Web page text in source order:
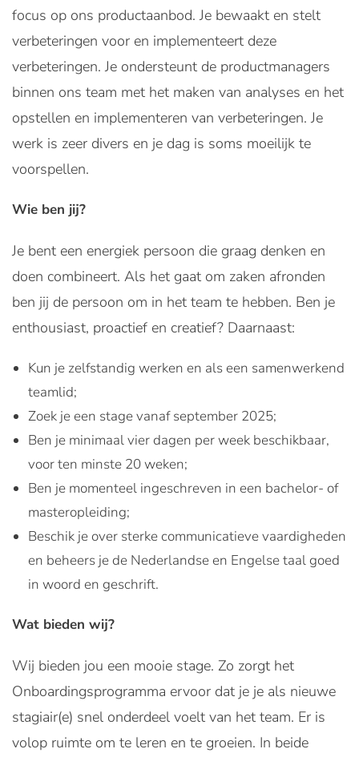
focus op ons productaanbod. Je bewaakt en stelt
verbeteringen voor en implementeert deze
verbeteringen. Je ondersteunt de productmanagers
binnen ons team met het maken van analyses en het
opstellen en implementeren van verbeteringen. Je
werk is zeer divers en je dag is soms moeilijk te
voorspellen.
Wie ben jij?
Je bent een energiek persoon die graag denken en
doen combineert. Als het gaat om zaken afronden
ben jij de persoon om in het team te hebben. Ben je
enthousiast, proactief en creatief? Daarnaast:
Kun je zelfstandig werken en als een samenwerkend
teamlid;
Zoek je een stage vanaf september 2025;
Ben je minimaal vier dagen per week beschikbaar,
voor ten minste 20 weken;
Ben je momenteel ingeschreven in een bachelor- of
masteropleiding;
Beschik je over sterke communicatieve vaardigheden
en beheers je de Nederlandse en Engelse taal goed
in woord en geschrift.
Wat bieden wij?
Wij bieden jou een mooie stage. Zo zorgt het
Onboardingsprogramma ervoor dat je je als nieuwe
stagiair(e) snel onderdeel voelt van het team. Er is
volop ruimte om te leren en te groeien. In beide